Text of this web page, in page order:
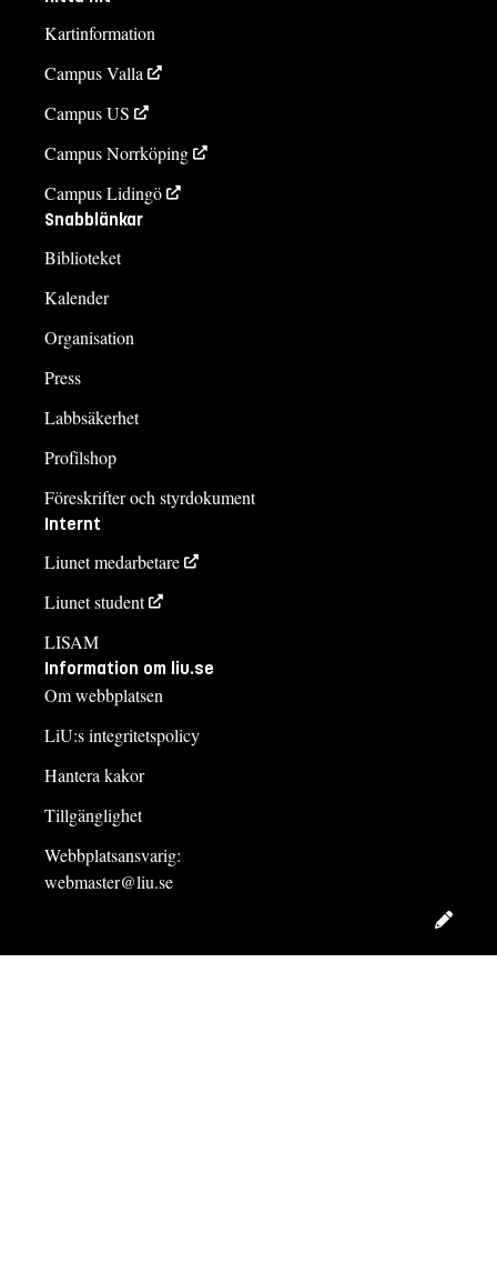
Kartinformation
Campus Valla
Campus US
Campus Norrköping
Campus Lidingö
Snabblänkar
Biblioteket
Kalender
Organisation
Press
Labbsäkerhet
Profilshop
Föreskrifter och styrdokument
Internt
Liunet medarbetare
Liunet student
LISAM
Information om liu.se
Om webbplatsen
LiU:s integritetspolicy
Hantera kakor
Tillgänglighet
Webbplatsansvarig:
webmaster@liu.se